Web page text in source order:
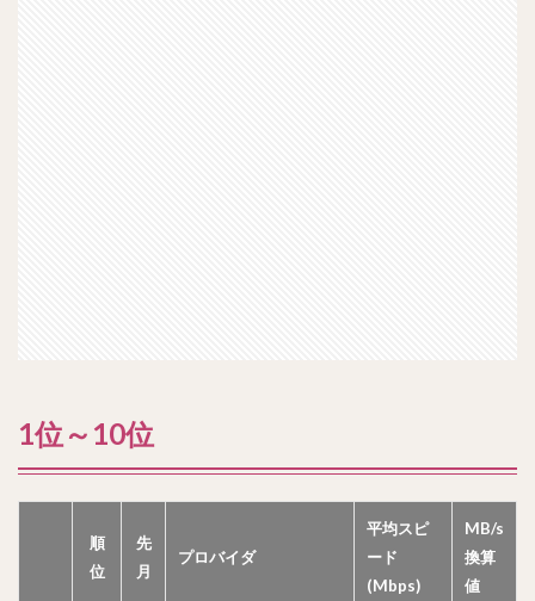
1位～10位
順
位
先
月
プロバイダ
平均スピ
ード
(Mbps)
MB/s
換算
値